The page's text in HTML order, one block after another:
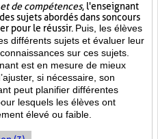
de compétences, l'enseignant
sujets abordés dans son cours
pour le réussir. Puis, les élèves
différents sujets et évaluer leur
sur ces sujets.
est en mesure de mieux
si nécessaire, son
peut planifier différentes
lesquels les élèves ont
élevé ou faible.